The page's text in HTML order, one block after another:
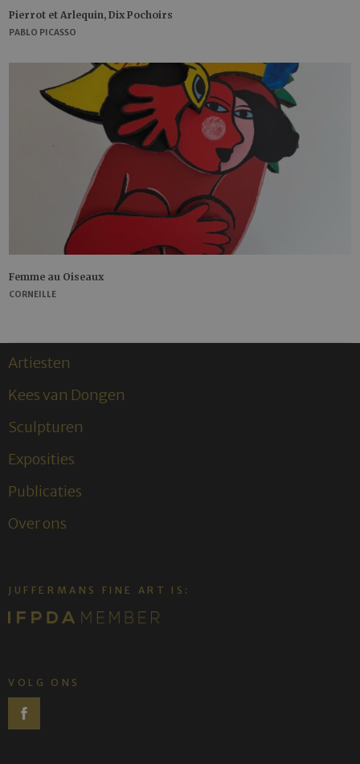
Pierrot et Arlequin, Dix Pochoirs
PABLO PICASSO
Femme au Oiseaux
CORNEILLE
Artiesten
Kees van Dongen
Sculpturen
Exposities
Publicaties
Over ons
JUFFERMANS FINE ART IS:
VOLG ONS